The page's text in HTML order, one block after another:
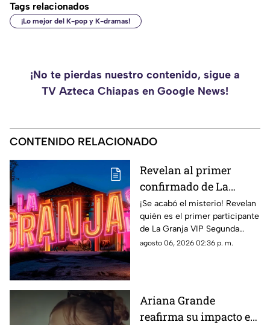
Tags relacionados
¡Lo mejor del K-pop y K-dramas!
¡No te pierdas nuestro contenido, sigue a
TV Azteca Chiapas en Google News!
CONTENIDO RELACIONADO
Revelan al primer
confirmado de La
Granja VIP 2: Un
famoso cazafantasmas
llega al reality
¡Se acabó el misterio! Revelan
quién es el primer participante
de La Granja VIP Segunda
Temporada. Entérate de la
agosto 06, 2026 02:36 p. m.
Ariana Grande
reafirma su impacto en